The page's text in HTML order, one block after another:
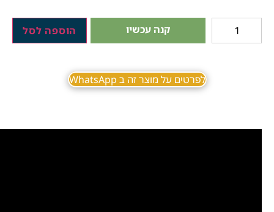
קנה עכשיו הוספה לסל
לפרטים על מוצר זה ב WhatsApp